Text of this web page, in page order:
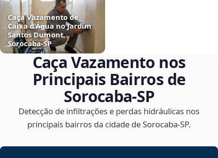
Caça Vazamento de
Caixa d'Água no Jardim
Santos Dumont,
Sorocaba‑SP
Caça Vazamento nos
Principais Bairros de
Sorocaba‑SP
Detecção de infiltrações e perdas hidráulicas nos
principais bairros da cidade de Sorocaba‑SP.